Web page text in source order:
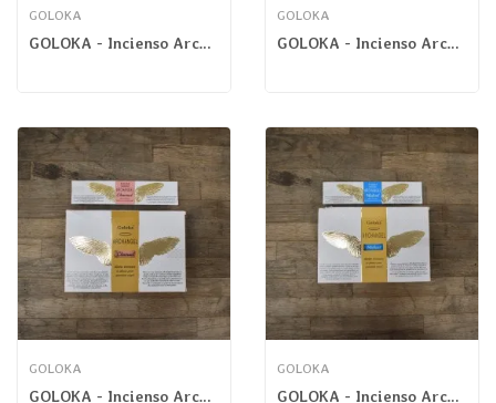
GOLOKA
GOLOKA - Incienso Arcángel Jofiel Masala
GOLOKA
GOLOKA - Incienso Arcángel Rafael Masala
GOLOKA
GOLOKA - Incienso Arcángel Samuel Masala
GOLOKA
GOLOKA - Incienso Arcángel San Miguel Masala